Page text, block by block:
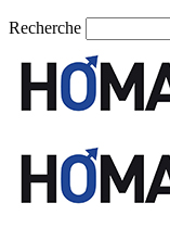
Recherche